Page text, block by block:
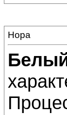
Нора